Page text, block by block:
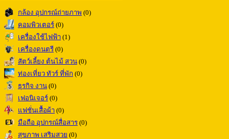
กล้อง อุปกรณ์ถ่ายภาพ (0)
คอมพิวเตอร์ (0)
เครื่องใช้ไฟฟ้า (1)
เครื่องดนตรี (0)
สัตว์เลี้ยง ต้นไม้ สวน (0)
ท่องเที่ยว ทัวร์ ที่พัก (0)
ธุรกิจ งาน (0)
เฟอนิเจอร์ (0)
แฟชั่นเสื้อผ้า (0)
มือถือ อุปกรณ์สื่อสาร (0)
สุขภาพ เสริมสวย (0)